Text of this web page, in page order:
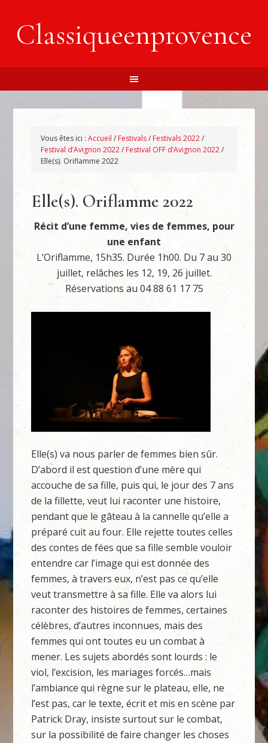
Classiqueenprovence
Vous êtes ici :Accueil / Festivals/ Festivals 2022/
Festival d’Avignon 2022/ Festival OFF d’Avignon 2022/
Elle(s). Oriflamme 2022
Elle(s). Oriflamme 2022
Récit d’une femme, vies de femmes, pour
une enfant
L’Oriflamme, 15h35. Durée 1h00. Du 7 au 30
juillet, relâches les 12, 19, 26 juillet.
Réservations au 04 88 61 17 75
Elle(s) va nous parler de femmes bien sûr.
D’abord il est question d’une mère qui
accouche de sa fille, puis qui, le jour des 7 ans
de la fillette, veut lui raconter une histoire,
pendant que le gâteau à la cannelle qu’elle a
préparé cuit au four. Elle rejette toutes celles
des contes de fées que sa fille semble vouloir
entendre car l’image qui est donnée des
femmes, à travers eux, n’est pas ce qu’elle
veut transmettre à sa fille. Elle va alors lui
raconter des histoires de femmes, certaines
célèbres, d’autres inconnues, mais des
femmes qui ont toutes eu un combat à
mener. Les sujets abordés sont lourds : le
viol, l’excision, les mariages forcés…mais
l’ambiance qui règne sur le plateau, elle, ne
l’est pas, car le texte, écrit et mis en scène par
Patrick Dray, insiste surtout sur le combat,
sur la possibilité de faire changer les choses